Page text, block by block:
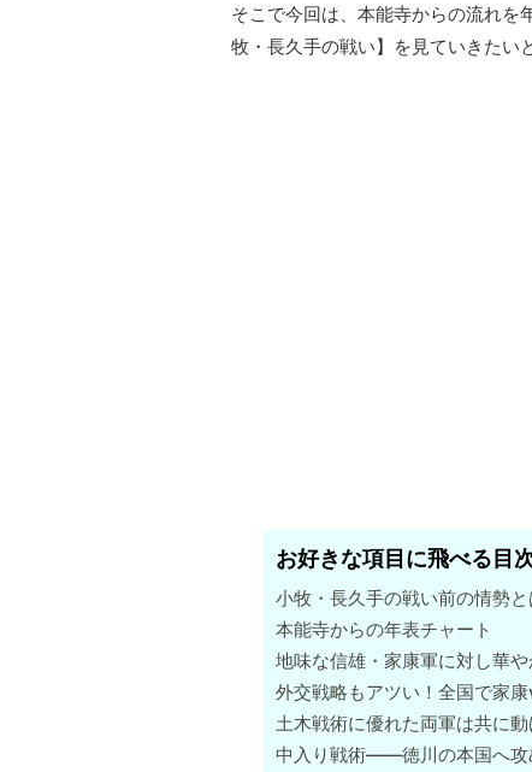
そこで今回は、本能寺からの流れを
牧・長久手の戦い】を見ていきたい
お好きな項目に飛べる目
小牧・長久手の戦い前の情勢と
本能寺からの年表チャート
地味な信雄・家康軍に対し華
外交戦略もアツい！全国で家
土木戦術に優れた両軍は共に
中入り戦術――徳川の本国へ攻